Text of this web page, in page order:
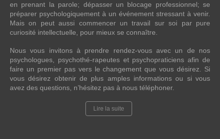
en prenant la parole; dépasser un blocage professionnel; se
préparer psychologiquement à un événement stressant à venir.
Mais on peut aussi commencer un travail sur soi par pure
curiosité intellectuelle, pour mieux se connaître.
Nous vous invitons à prendre rendez-vous avec un de nos
psychologues, psychothé-rapeutes et psychopraticiens afin de
faire un premier pas vers le changement que vous désirez. Si
vous désirez obtenir de plus amples informations ou si vous
avez des questions, n’hésitez pas à nous téléphoner.
Lire la suite